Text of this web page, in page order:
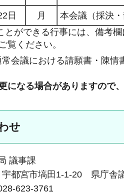
日 月 本会議（採決・
とができる行事には、備考
覧ください。
会議における請願書・陳
になる場合がありますので
せ
議事課
宇都宮市塙田1-1-20 県庁舎
623-3761